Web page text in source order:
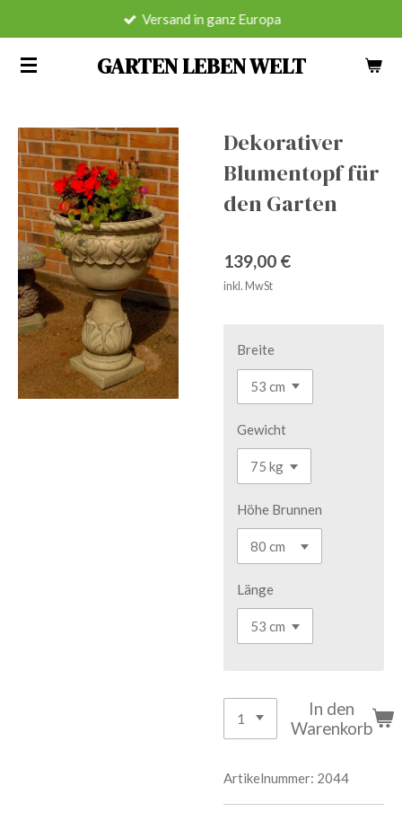
springen
GARTEN LEBEN WELT
Versand in ganz Europa
Dekorativer
Blumentopf für
den Garten
139,00 €
inkl. MwSt
Breite
Gewicht
Höhe Brunnen
Länge
In den
Warenkorb
Artikelnummer: 2044